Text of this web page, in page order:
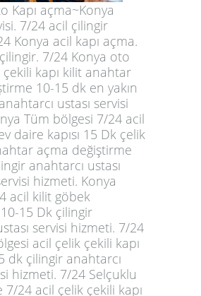
Kapı açma~Konya
7/24 acil çilingir
Konya acil kapı açma.
7/24 Konya oto
kapı kilit anahtar
10-15 dk en yakın
ustası servisi
Tüm bölgesi 7/24 acil
daire kapısı 15 Dk çelik
açma değiştirme
anahtarcı ustası
hizmeti. Konya
acil kilit göbek
15 Dk çilingir
servisi hizmeti. 7/24
acil çelik çekili kapı
dk çilingir anahtarcı
hizmeti. 7/24 Selçuklu
7/24 acil çelik çekili kapı